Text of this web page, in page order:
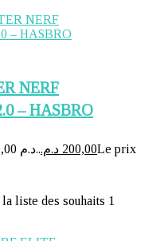
NERF
– HASBRO
Le prix initial était : 250,00 د.م.. 200,00 د.م.
Le prix
liste des souhaits 1